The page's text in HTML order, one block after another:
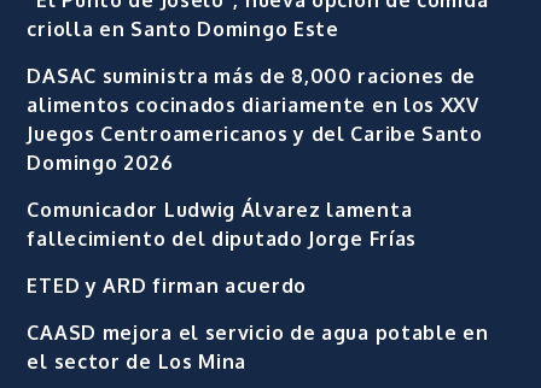
criolla en Santo Domingo Este
DASAC suministra más de 8,000 raciones de
alimentos cocinados diariamente en los XXV
Juegos Centroamericanos y del Caribe Santo
Domingo 2026
Comunicador Ludwig Álvarez lamenta
fallecimiento del diputado Jorge Frías
ETED y ARD firman acuerdo
CAASD mejora el servicio de agua potable en
el sector de Los Mina